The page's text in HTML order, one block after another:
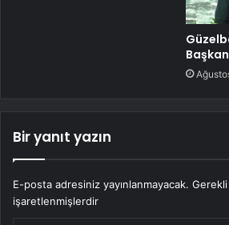
Bir yanıt yazın
E-posta adresiniz yayınlanmayacak.
işaretlenmişlerdir